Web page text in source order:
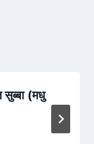
सुब्बा (मधु